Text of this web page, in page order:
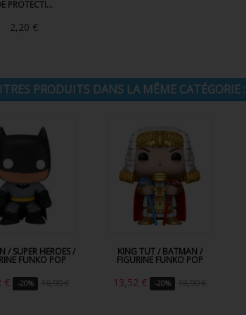
PROTECTI...
2,20 €
PRODUITS DANS LA MÊME CATÉGORIE :
/ SUPER HEROES /
FUNKO POP
€ -20% 16,90 €
KING TUT / BATMAN /
FIGURINE FUNKO POP
13,52 € -20% 16,90 €